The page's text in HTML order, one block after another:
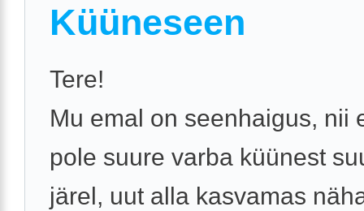
Küüneseen
Tere!
Mu emal on seenhaigus, nii
pole suure varba küünest
järel, uut alla kasvamas